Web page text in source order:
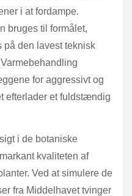
i at fordampe.
bruges til formålet,
på den lavest teknisk
for aggressivt og
efterlader et fuldstændig
i de botaniske
kvaliteten af
Ved at simulere de
fra Middelhavet tvinger